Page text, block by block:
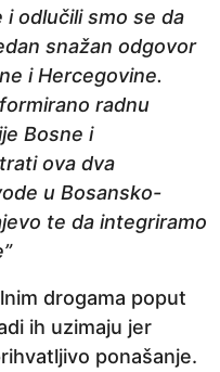
odlučili smo se da
snažan odgovor
i Hercegovine.
radnu
Bosne i
ova dva
u Bosansko-
te da integriramo
drogama poput
ih uzimaju jer
ponašanje.